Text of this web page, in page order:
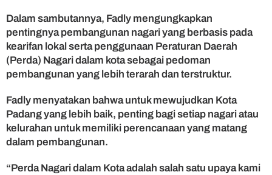
o
r
t
i
P
n
t
i
n
Dalam sambutannya, Fadly mengungkapkan
pentingnya pembangunan nagari yang berbasis pada
kearifan lokal serta penggunaan Peraturan Daerah
(Perda) Nagari dalam kota sebagai pedoman
pembangunan yang lebih terarah dan terstruktur.
Fadly menyatakan bahwa untuk mewujudkan Kota
Padang yang lebih baik, penting bagi setiap nagari atau
kelurahan untuk memiliki perencanaan yang matang
dalam pembangunan.
“Perda Nagari dalam Kota adalah salah satu upaya kami